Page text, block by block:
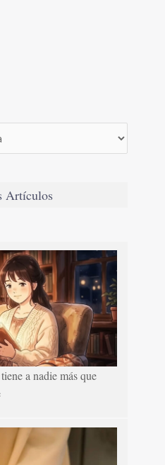
Artículos
a nadie más que